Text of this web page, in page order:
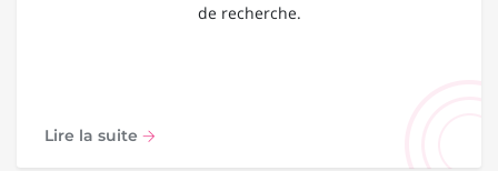
de recherche.
Lire la suite